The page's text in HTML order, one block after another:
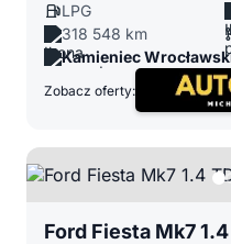
LPG
318 548 km
Kamieniec
Zobacz oferty:
Ford Fiesta Mk7